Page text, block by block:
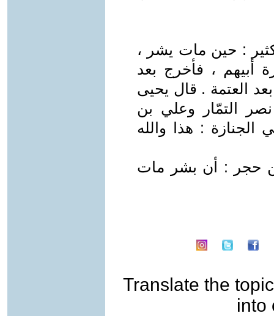
: حين مات يشر ،
أبيهم ، فأخرج بعد
العتمة . قال يحيى
التمّار وعلي بن
: هذا والله
حجر : أن بشر مات
Translate the topic
into